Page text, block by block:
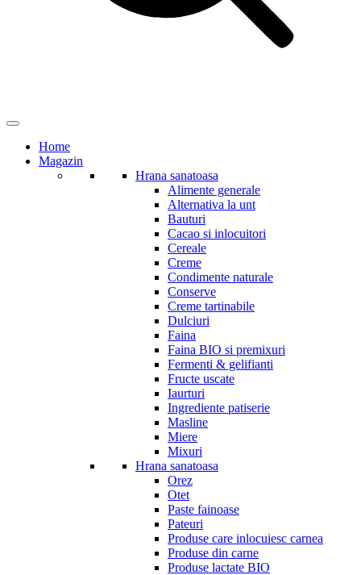
Home
Magazin
Hrana sanatoasa
Alimente generale
Alternativa la unt
Bauturi
Cacao si inlocuitori
Cereale
Creme
Condimente naturale
Conserve
Creme tartinabile
Dulciuri
Faina
Faina BIO si premixuri
Fermenti & gelifianti
Fructe uscate
Iaurturi
Ingrediente patiserie
Masline
Miere
Mixuri
Hrana sanatoasa
Orez
Otet
Paste fainoase
Pateuri
Produse care inlocuiesc carnea
Produse din carne
Produse lactate BIO